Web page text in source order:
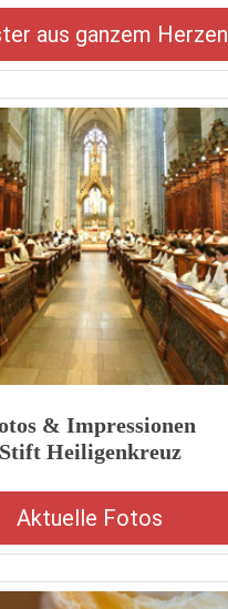
aus ganzem Herzen
& Impressionen
Stift Heiligenkreuz
Aktuelle Fotos